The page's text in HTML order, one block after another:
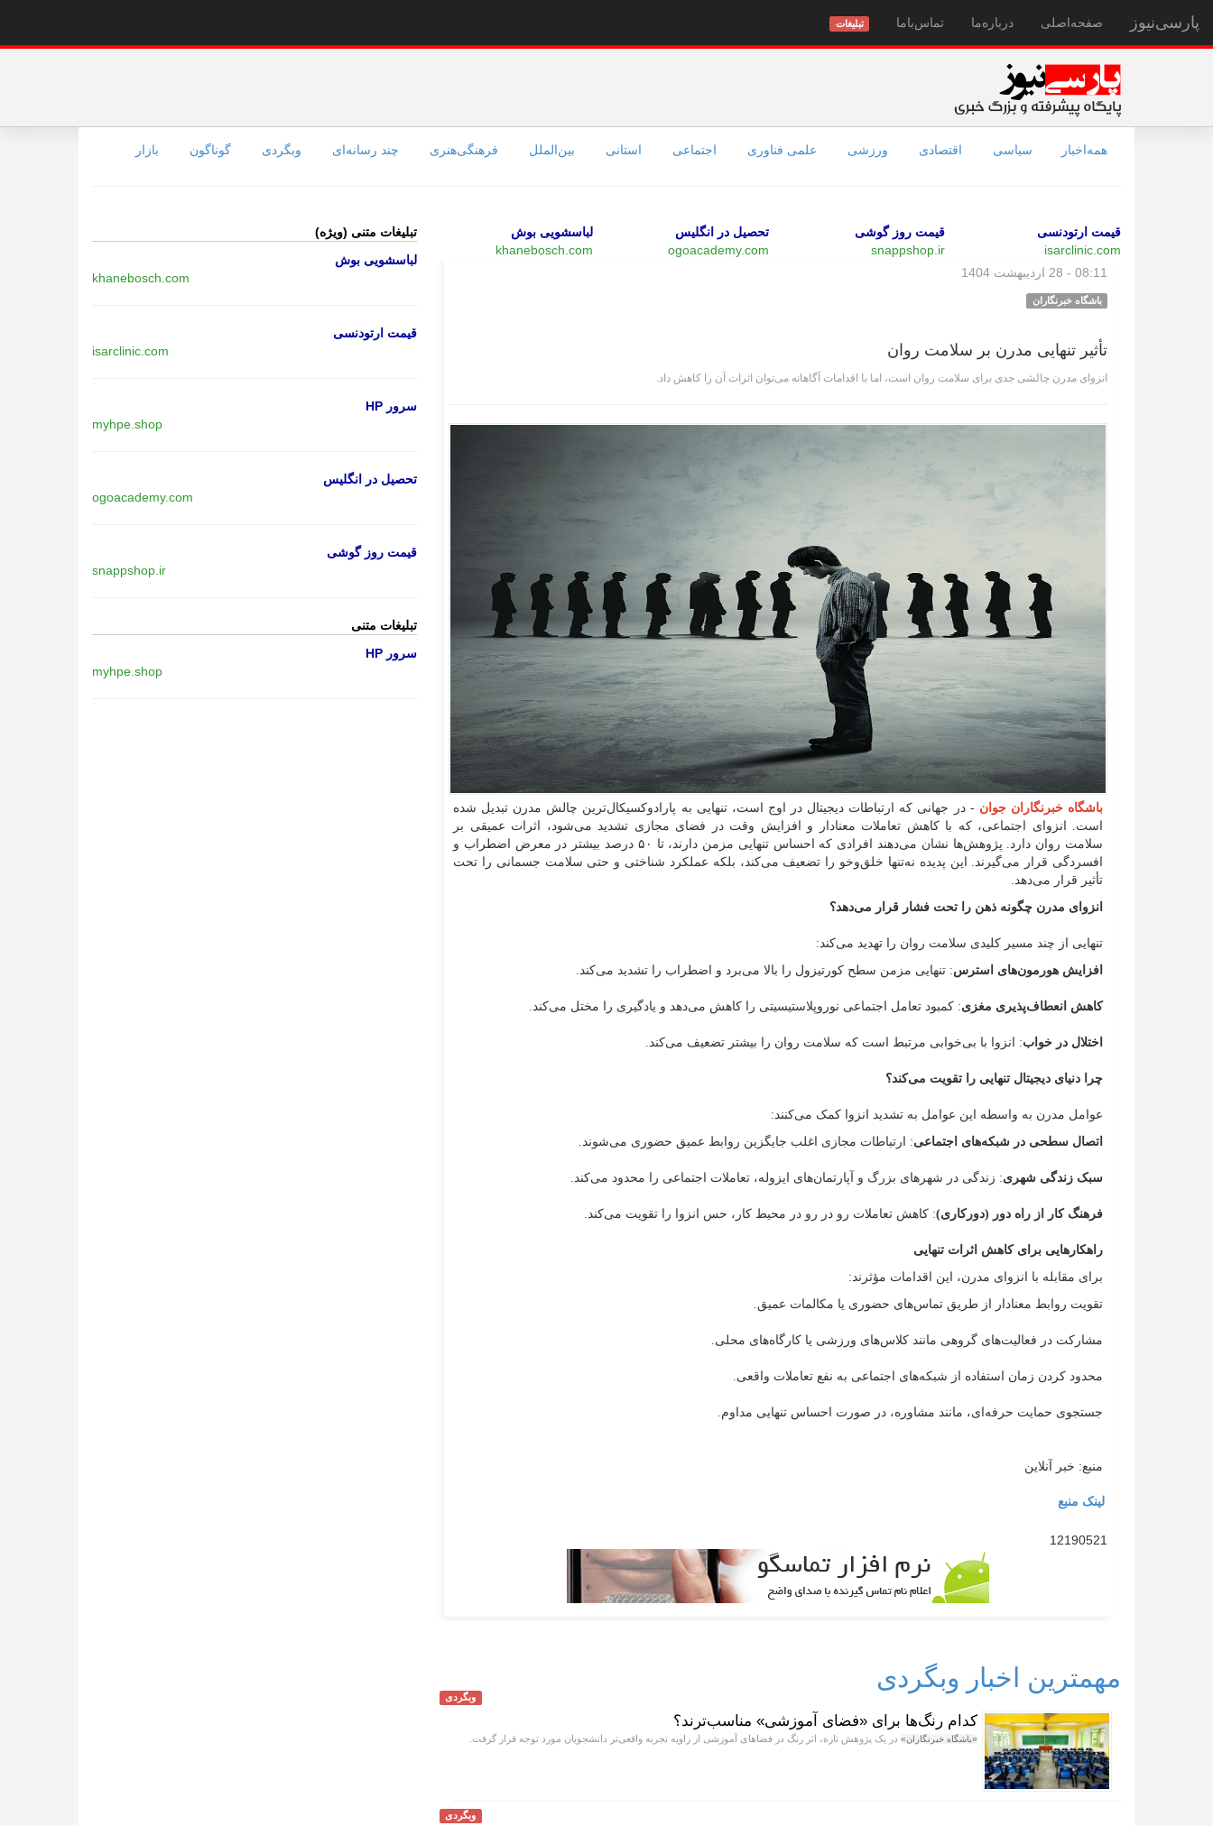
پارسی‌نیوز صفحه‌اصلی درباره‌ما تماس‌با‌ما تبلیغات
همه‌اخبار سیاسی اقتصادی ورزشی علمی فناوری اجتماعی استانی بین‌الملل فرهنگی‌هنری چند رسانه‌ای وبگردی گوناگون بازار
قیمت ارتودنسی
isarclinic.com
قیمت روز گوشی
snappshop.ir
تحصیل در انگلیس
ogoacademy.com
لباسشویی بوش
khanebosch.com
08:11 - 28 اردیبهشت 1404
باشگاه خبرنگاران
تأثیر تنهایی مدرن بر سلامت روان
انزوای مدرن چالشی جدی برای سلامت روان است، اما با اقدامات آگاهانه می‌توان اثرات آن را کاهش داد.
باشگاه خبرنگاران جوان - در جهانی که ارتباطات دیجیتال در اوج است، تنهایی به پارادوکسیکال‌ترین چالش مدرن تبدیل شده
است. انزوای اجتماعی، که با کاهش تعاملات معنادار و افزایش وقت در فضای مجازی تشدید می‌شود، اثرات عمیقی بر
سلامت روان دارد. پژوهش‌ها نشان می‌دهند افرادی که احساس تنهایی مزمن دارند، تا ۵۰ درصد بیشتر در معرض اضطراب و
افسردگی قرار می‌گیرند. این پدیده نه‌تنها خلق‌وخو را تضعیف می‌کند، بلکه عملکرد شناختی و حتی سلامت جسمانی را تحت
تأثیر قرار می‌دهد.
انزوای مدرن چگونه ذهن را تحت فشار قرار می‌دهد؟
تنهایی از چند مسیر کلیدی سلامت روان را تهدید می‌کند:
افزایش هورمون‌های استرس: تنهایی مزمن سطح کورتیزول را بالا می‌برد و اضطراب را تشدید می‌کند.
کاهش انعطاف‌پذیری مغزی: کمبود تعامل اجتماعی نوروپلاستیسیتی را کاهش می‌دهد و یادگیری را مختل می‌کند.
اختلال در خواب: انزوا با بی‌خوابی مرتبط است که سلامت روان را بیشتر تضعیف می‌کند.
چرا دنیای دیجیتال تنهایی را تقویت می‌کند؟
عوامل مدرن به واسطه این عوامل به تشدید انزوا کمک می‌کنند:
اتصال سطحی در شبکه‌های اجتماعی: ارتباطات مجازی اغلب جایگزین روابط عمیق حضوری می‌شوند.
سبک زندگی شهری: زندگی در شهرهای بزرگ و آپارتمان‌های ایزوله، تعاملات اجتماعی را محدود می‌کند.
فرهنگ کار از راه دور (دورکاری): کاهش تعاملات رو در رو در محیط کار، حس انزوا را تقویت می‌کند.
راهکارهایی برای کاهش اثرات تنهایی
برای مقابله با انزوای مدرن، این اقدامات مؤثرند:
تقویت روابط معنادار از طریق تماس‌های حضوری یا مکالمات عمیق.
مشارکت در فعالیت‌های گروهی مانند کلاس‌های ورزشی یا کارگاه‌های محلی.
محدود کردن زمان استفاده از شبکه‌های اجتماعی به نفع تعاملات واقعی.
جستجوی حمایت حرفه‌ای، مانند مشاوره، در صورت احساس تنهایی مداوم.
منبع: خبر آنلاین
لینک منبع
12190521
مهمترین اخبار وبگردی
وبگردی
کدام رنگ‌ها برای «فضای آموزشی» مناسب‌ترند؟
«باشگاه خبرنگاران» در یک پژوهش تازه، اثر رنگ در فضا‌های آموزشی از زاویه تجربه واقعی‌تر دانشجویان مورد توجه قرار گرفت.
وبگردی
تبلیغات متنی (ویژه)
لباسشویی بوش
khanebosch.com
قیمت ارتودنسی
isarclinic.com
سرور HP
myhpe.shop
تحصیل در انگلیس
ogoacademy.com
قیمت روز گوشی
snappshop.ir
تبلیغات متنی
سرور HP
myhpe.shop